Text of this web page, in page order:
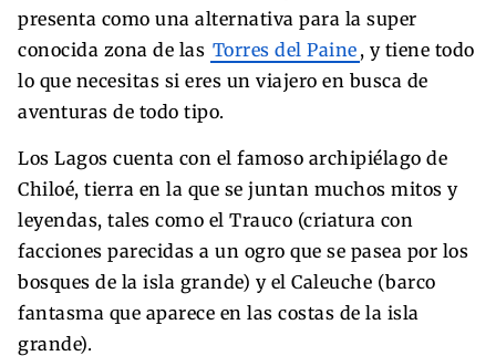
presenta como una alternativa para la super
conocida zona de las Torres del Paine , y tiene todo
lo que necesitas si eres un viajero en busca de
aventuras de todo tipo.
Los Lagos cuenta con el famoso archipiélago de
Chiloé, tierra en la que se juntan muchos mitos y
leyendas, tales como el Trauco (criatura con
facciones parecidas a un ogro que se pasea por los
bosques de la isla grande) y el Caleuche (barco
fantasma que aparece en las costas de la isla
grande).